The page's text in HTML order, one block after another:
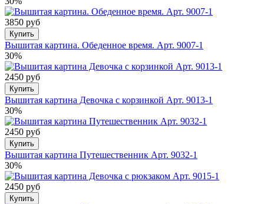
3850 руб
Купить
Вышитая картина. Обеденное время. Арт. 9007-1
30%
2450 руб
Купить
Вышитая картина Девочка с корзинкой Арт. 9013-1
30%
2450 руб
Купить
Вышитая картина Путешественник Арт. 9032-1
30%
2450 руб
Купить